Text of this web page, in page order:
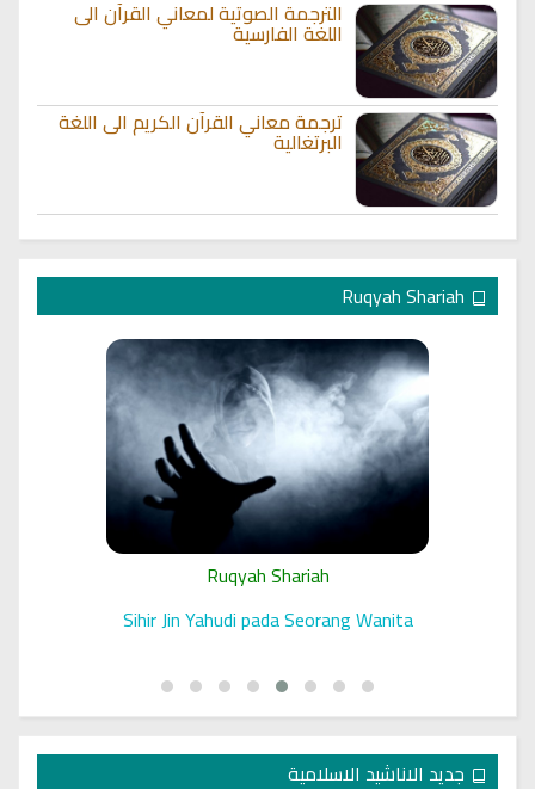
الترجمة الصوتية لمعاني القرآن الى
اللغة الفارسية
ترجمة معاني القرآن الكريم الى اللغة
البرتغالية
Ruqyah Shariah
Sihir Jin Yahudi pada Seorang Wanita
جديد الاناشيد الاسلامية